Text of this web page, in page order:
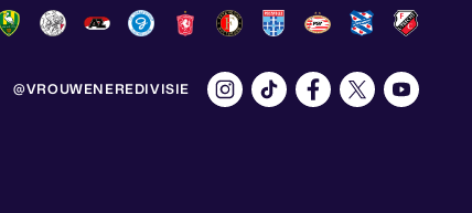
@VROUWENEREDIVISIE